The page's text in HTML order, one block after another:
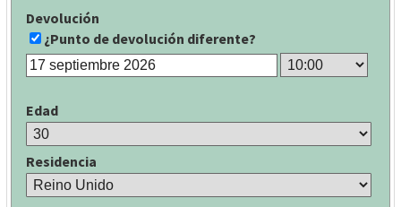
Devolución
¿Punto de devolución diferente?
Edad
Residencia